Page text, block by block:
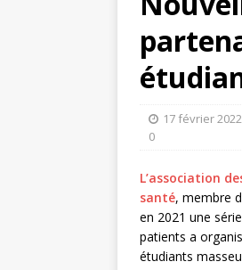
17 février 2022
0
L’association
santé, membre
en 2021 une
patients a
étudiants